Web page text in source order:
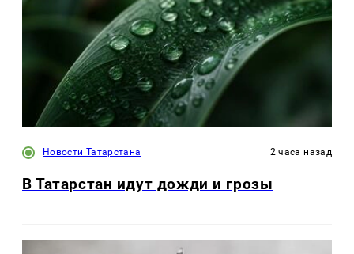
Новости Татарстана 2 часа назад
В Татарстан идут дожди и грозы